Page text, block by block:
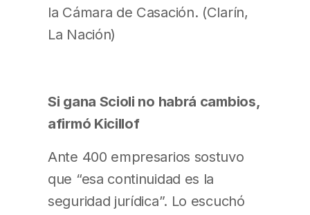
la Cámara de Casación. (Clarín,
La Nación)
Si gana Scioli no habrá cambios,
afirmó Kicillof
Ante 400 empresarios sostuvo
que “esa continuidad es la
seguridad jurídica”. Lo escuchó